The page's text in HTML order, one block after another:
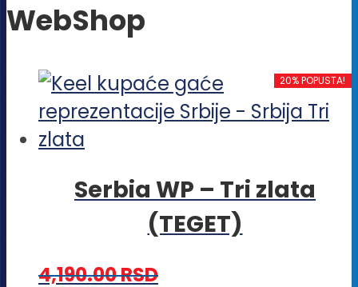
WebShop
20% POPUSTA!
Serbia WP – Tri zlata
(TEGET)
4,190.00RSD